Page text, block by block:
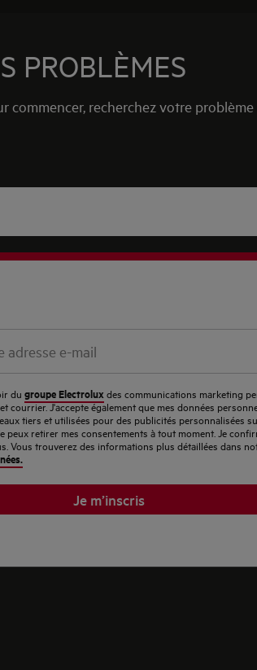
PROBLÈMES
commencer, recherchez votre
du groupe Electroluxdes communications marketing
courrier. J'accepte également que mes données
tiers et utilisées pour des publicités personnalisées
peux retirer mes consentements à tout moment. Je
Vous trouverez des informations plus détaillées dans
Je m’inscris